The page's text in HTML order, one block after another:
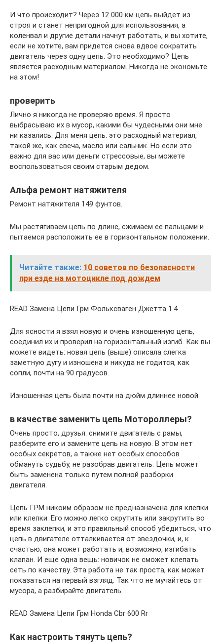
И что происходит? Через 12 000 км цепь выйдет из
строя и станет непригодной для использования, а
коленвал и другие детали начнут работать, и вы хотите,
если не хотите, вам придется снова вдвое сократить
двигатель через одну цепь. Это необходимо? Цепь
является расходным материалом. Никогда не экономьте
на этом!
проверить
Лично я никогда не проверяю время. Я просто
выбрасываю их в мусор, какими бы чудесными они мне
ни казались. Для меня цепь. это расходный материал,
такой же, как свеча, масло или сальник. Но если это
важно для вас или деньги стрессовые, вы можете
воспользоваться своим старым дедом.
Альфа ремонт натяжителя
Ремонт натяжителя 149 фунтов.
Мы растягиваем цепь по длине, сжимаем ее пальцами и
пытаемся расположить ее в горизонтальном положении.
Читайте также: 10 советов по безопасности
при езде на мотоцикле под дождем
READ Замена Цепи Грм Фольксваген Джетта 1.4
Для ясности я взял новую и очень изношенную цепь,
соединил их и проверил на горизонтальный изгиб. Как вы
можете видеть: новая цепь (выше) описала слегка
заметную дугу и изношена и никуда не годится, как
сопли, почти на 90 градусов.
Изношенная цепь была почти на дюйм длиннее новой.
в качестве заменить цепь Мотороллеры?
Очень просто, друзья: снимите двигатель с рамы,
разберите его и замените цепь на новую. В этом нет
особых секретов, а также нет особых способов
обмануть судьбу, не разобрав двигатель. Цепь может
быть заменена только путем полной разборки
двигателя.
Цепь ГРМ никоим образом не предназначена для клепки
или клепки. Его можно легко скрутить или закрутить во
время заклепки, и это правильный способ убедиться, что
цепь в двигателе отталкивается от звездочки, и, к
счастью, она может работать и, возможно, изгибать
клапан. И еще одна вещь: новичок не сможет клепать
сеть по качеству. Эта работа не так проста, как может
показаться на первый взгляд. Так что не мучайтесь от
мусора, а разбирайте двигатель.
READ Замена Цепи Грм Honda Cbr 600 Rr
Как настроить тянуть цепь?